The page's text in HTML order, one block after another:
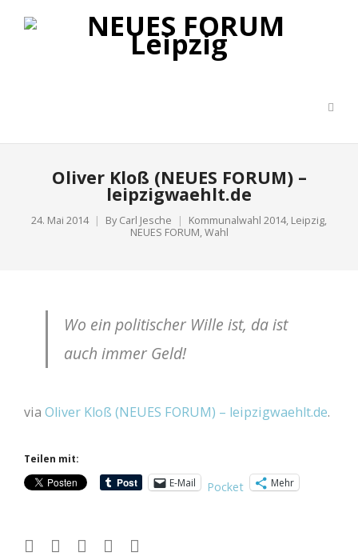
Oliver Kloß (NEUES FORUM) –
leipzigwaehlt.de
24. Mai 2014 By Carl Jesche Kommunalwahl 2014, Leipzig,
NEUES FORUM,Wahl
Wo ein politischer Wille ist, da ist
auch immer Geld!
via Oliver Kloß (NEUES FORUM) – leipzigwaehlt.de.
Teilen mit:
E-Mail
Pocket Mehr